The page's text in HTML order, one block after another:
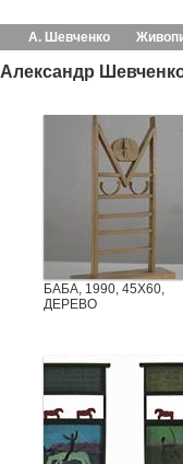
А. Шевченко
Александр
БАБА, 1990, 45Х60,
ДЕРЕВО